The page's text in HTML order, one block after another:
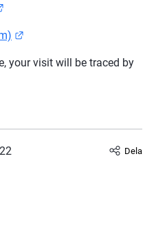
your visit will be traced by
Dela